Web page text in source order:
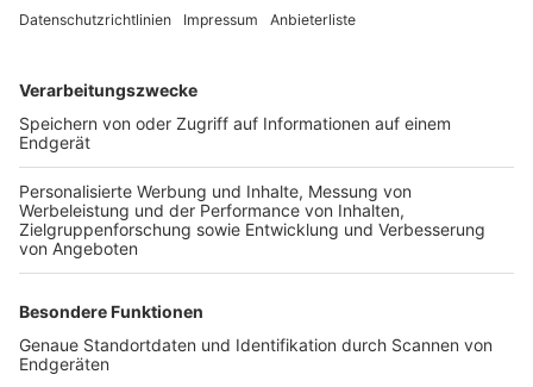
TOP-VEREINE
TOP-PARTNER